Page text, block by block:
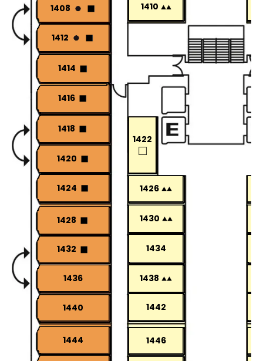
1408 1410
1412
1414
1416
1418
1420
1422
1424 1426
1428 1430
1432 1434
1436 1438
1440 1442
1444 1446